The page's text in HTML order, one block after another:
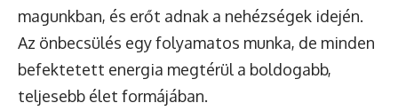
magunkban, és erőt adnak a nehézségek idején.
Az önbecsülés egy folyamatos munka, de minden
befektetett energia megtérül a boldogabb,
teljesebb élet formájában.